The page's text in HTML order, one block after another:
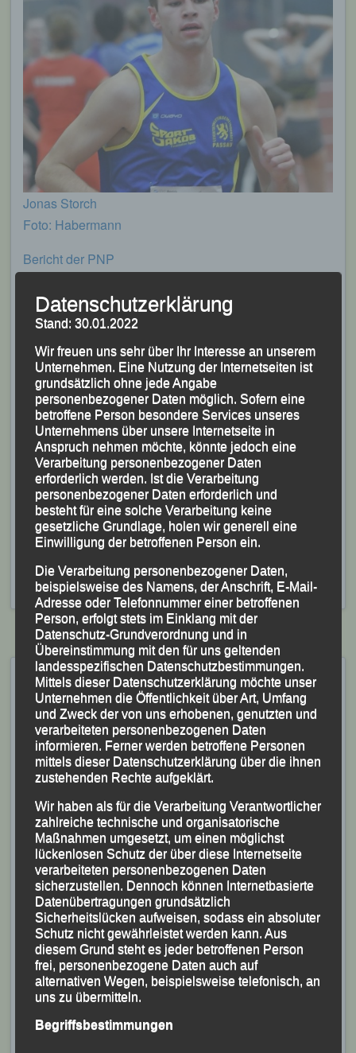
Jonas Storch
Foto: Habermann
Bericht der PNP
VeröffentlichtinAktuelles,Archiv 2024|Markiert mit
Wernstein,Zweibrückenlauf,Zweibrückenlauf Wernstein
„17. Zweibrückenlauf“ –
09.09.2023 – Wernstein
Veröffentlicht am 9. September 2023vonlgpassau
Tolle LG-Ergebnisse beim „17.
Wernsteiner Zweibrückenlauf“
Martha Weber, Christina Wimmer und Michaela
Freudenstein holen 3-fach-Erfolg im Businesslauf –
Jonas Storch Silber bei den Männern!-
(KS.) Mit diversen Medaillen, ausgezeichneten
Platzierungen und klasse Ergebnissen glänzten die
Ausdauerathleten der Leichtathletik Gemeinschaft (LG)
Passau beim diesjährigen Zweibrückenlauf der Union
Wernstein, der bei sommerlichen Verhältnissen über
die Bühne ging und bei dem über 530 Teilnehmer aus
Datenschutzerklärung
Stand: 30.01.2022
Wir freuen uns sehr über Ihr Interesse an unserem
Unternehmen. Eine Nutzung der Internetseiten ist
grundsätzlich ohne jede Angabe
personenbezogener Daten möglich. Sofern eine
betroffene Person besondere Services unseres
Unternehmens über unsere Internetseite in
Anspruch nehmen möchte, könnte jedoch eine
Verarbeitung personenbezogener Daten
erforderlich werden. Ist die Verarbeitung
personenbezogener Daten erforderlich und
besteht für eine solche Verarbeitung keine
gesetzliche Grundlage, holen wir generell eine
Einwilligung der betroffenen Person ein.
Die Verarbeitung personenbezogener Daten,
beispielsweise des Namens, der Anschrift, E-Mail-
Adresse oder Telefonnummer einer betroffenen
Person, erfolgt stets im Einklang mit der
Datenschutz-Grundverordnung und in
Übereinstimmung mit den für uns geltenden
landesspezifischen Datenschutzbestimmungen.
Mittels dieser Datenschutzerklärung möchte unser
Unternehmen die Öffentlichkeit über Art, Umfang
und Zweck der von uns erhobenen, genutzten und
verarbeiteten personenbezogenen Daten
informieren. Ferner werden betroffene Personen
mittels dieser Datenschutzerklärung über die ihnen
zustehenden Rechte aufgeklärt.
Wir haben als für die Verarbeitung Verantwortlicher
zahlreiche technische und organisatorische
Maßnahmen umgesetzt, um einen möglichst
lückenlosen Schutz der über diese Internetseite
verarbeiteten personenbezogenen Daten
sicherzustellen. Dennoch können Internetbasierte
Datenübertragungen grundsätzlich
Sicherheitslücken aufweisen, sodass ein absoluter
Schutz nicht gewährleistet werden kann. Aus
diesem Grund steht es jeder betroffenen Person
frei, personenbezogene Daten auch auf
alternativen Wegen, beispielsweise telefonisch, an
uns zu übermitteln.
Begriffsbestimmungen